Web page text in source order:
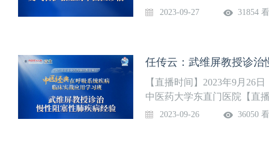
因素及机制💬支气管扩张症
2023-09-27 31854
任传云：武维屏教授诊治
【直播时间】2023年9月26
中医药大学东直门医院【直
诊断和评估3.预防和维持治
2023-09-26 36050